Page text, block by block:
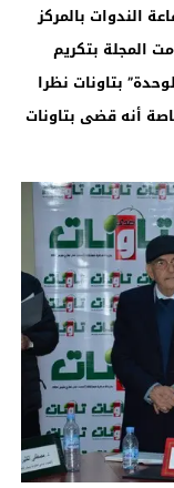
وذلك يوم 23 دجنبر 2023 بقاعة الندوات بالمركز
المجلة بتكريم
بتاونات نظرا
أنه قضى بتاونات